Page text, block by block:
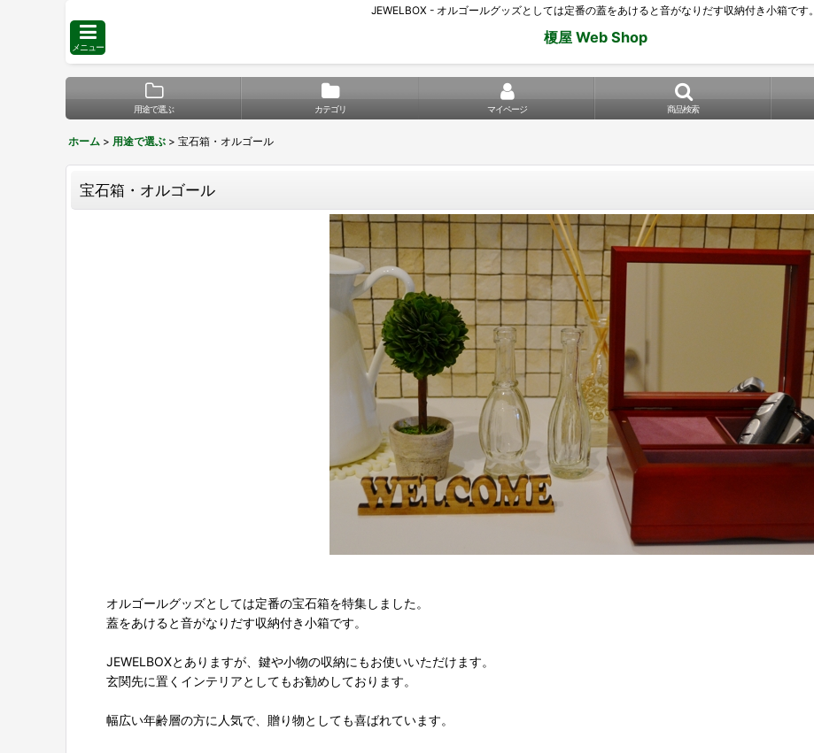
JEWELBOX - オルゴールグッズとしては定番の蓋をあけると音がなりだす収納付き小箱です。
メニュー
榎屋 Web Shop
用途で選ぶ カテゴリ マイページ 商品検索
ホーム > 用途で選ぶ > 宝石箱・オルゴール
宝石箱・オルゴール
オルゴールグッズとしては定番の宝石箱を特集しました。
蓋をあけると音がなりだす収納付き小箱です。
JEWELBOXとありますが、鍵や小物の収納にもお使いいただけます。
玄関先に置くインテリアとしてもお勧めしております。
幅広い年齢層の方に人気で、贈り物としても喜ばれています。